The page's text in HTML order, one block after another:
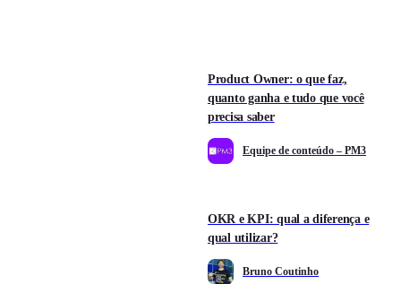
Product Owner: o que faz,
quanto ganha e tudo que você
precisa saber
Equipe de conteúdo – PM3
OKR e KPI: qual a diferença e
qual utilizar?
Bruno Coutinho